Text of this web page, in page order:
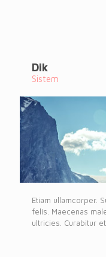
Dik
Sistem
Etiam ullamcorper.
felis. Maecenas
ultricies. Curabitur et